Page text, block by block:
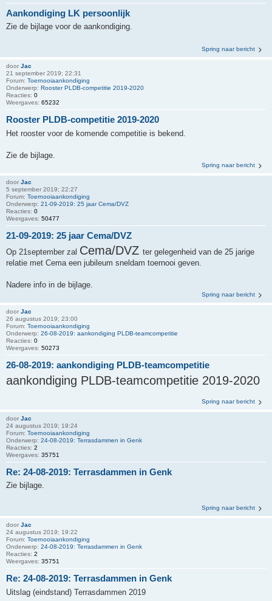
Aankondiging LK persoonlijk
Zie de bijlage voor de aankondiging.
Spring naar bericht
door Jac
21 september 2019; 22:31
Forum: Toernooiaankondiging
Onderwerp: Rooster PLDB-competitie 2019-2020
Reacties: 0
Weergaves: 65232
Rooster PLDB-competitie 2019-2020
Het rooster voor de komende competitie is bekend.
Zie de bijlage.
Spring naar bericht
door Jac
5 september 2019; 22:27
Forum: Toernooiaankondiging
Onderwerp: 21-09-2019: 25 jaar Cema/DVZ
Reacties: 0
Weergaves: 50477
21-09-2019: 25 jaar Cema/DVZ
Op 21september zal Cema/DVZ ter gelegenheid van de 25 jarige
relatie met Cema een jubileum sneldam toernooi geven.
Nadere info in de bijlage.
Spring naar bericht
door Jac
26 augustus 2019; 23:00
Forum: Toernooiaankondiging
Onderwerp: 26-08-2019: aankondiging PLDB-teamcompetitie
Reacties: 0
Weergaves: 50273
26-08-2019: aankondiging PLDB-teamcompetitie
aankondiging PLDB-teamcompetitie 2019-2020
Spring naar bericht
door Jac
24 augustus 2019; 19:24
Forum: Toernooiaankondiging
Onderwerp: 24-08-2019: Terrasdammen in Genk
Reacties: 2
Weergaves: 35751
Re: 24-08-2019: Terrasdammen in Genk
Zie bijlage.
Spring naar bericht
door Jac
24 augustus 2019; 19:22
Forum: Toernooiaankondiging
Onderwerp: 24-08-2019: Terrasdammen in Genk
Reacties: 2
Weergaves: 35751
Re: 24-08-2019: Terrasdammen in Genk
Uitslag (eindstand) Terrasdammen 2019